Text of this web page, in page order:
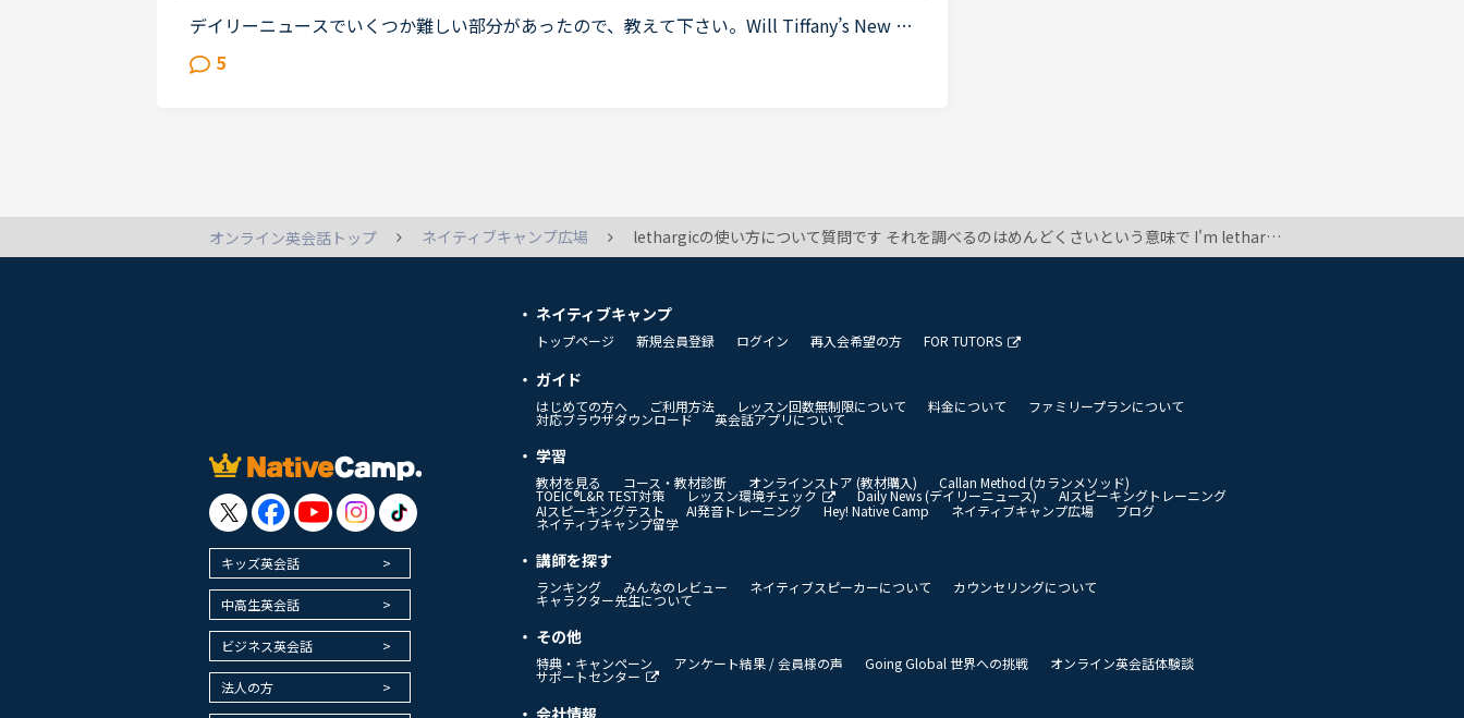
デイリーニュースでいくつか難しい部分があったので、教えて下さい。Will Tiffany’s New A
dvertising to Younger People Backfire? <a href="https://nativecamp.net/textbook/page-
detail/2/12170" target="_blank">https://nativecamp.net/textbook/page-detail/2/12170
5
オンライン英会話トップ ネイティブキャンプ広場 lethargicの使い方について質問です それを調べるのはめんどくさいという意味で I'm lethargic to look it up と使ったのですがlethargicはslow,sluggishと同じ意味だからおかしいと指摘してもらいました。 前はlethargicはlazzyやtroublesomeと同じ意味だと習ったと思うのでなんで間違いなのかわかりません。 また改めて調べてみても無気力的な意味で出てくるのですが、なぜslowやsluggishと同じ意味になるのかも理解できません。 lethargicの正しい使い方も教えていただきたいです。 よろしくお願いします。
キッズ英会話
中高生英会話
ビジネス英会話
法人の方
ネイティブキャンプ
トップページ 新規会員登録 ログイン 再入会希望の方 FOR TUTORS
ガイド
はじめての方へ ご利用方法 レッスン回数無制限について 料金について ファミリープランについて
対応ブラウザダウンロード 英会話アプリについて
学習
教材を見る コース・教材診断 オンラインストア (教材購入) Callan Method (カランメソッド)
TOEIC®L&R TEST対策 レッスン環境チェック Daily News (デイリーニュース)
AIスピーキングトレーニング
AIスピーキングテスト
AI発音トレーニング Hey! Native Camp ネイティブキャンプ広場 ブログ
ネイティブキャンプ留学
講師を探す
ランキング みんなのレビュー ネイティブスピーカーについて カウンセリングについて
キャラクター先生について
その他
特典・キャンペーン アンケート結果 / 会員様の声 Going Global 世界への挑戦 オンライン英会話体験談
サポートセンター